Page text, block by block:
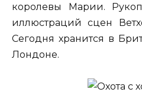
королевы Марии.
иллюстраций сцен
Сегодня хранится в
Лондоне.